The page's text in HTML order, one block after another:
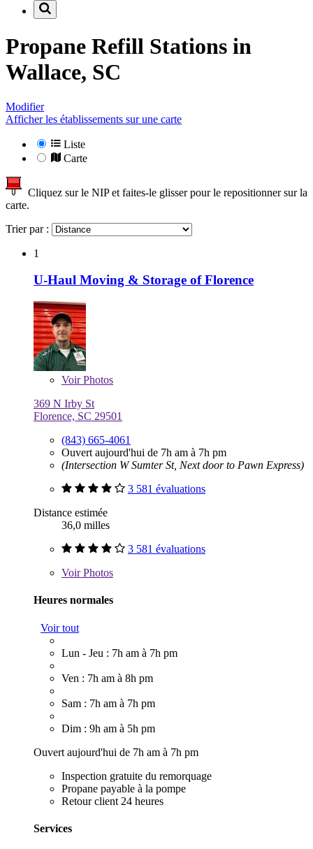
Propane Refill Stations in
Wallace, SC
Modifier
Afficher les établissements sur une carte
Liste
Carte
Cliquez sur le NIP et faites-le glisser pour le repositionner sur la
carte.
Trier par :
1
U-Haul Moving & Storage of Florence
VoirPhotos
369 N Irby St
Florence, SC 29501
(843) 665-4061
Ouvert aujourd'hui de 7h am à 7h pm
(Intersection W Sumter St, Next door to Pawn Express)
3 581 évaluations
Distance estimée
36,0 milles
3 581 évaluations
VoirPhotos
Heures normales
Voir tout
Lun - Jeu : 7h am à 7h pm
Ven : 7h am à 8h pm
Sam : 7h am à 7h pm
Dim : 9h am à 5h pm
Ouvert aujourd'hui de 7h am à 7h pm
Inspection gratuite du remorquage
Propane payable à la pompe
Retour client 24 heures
Services